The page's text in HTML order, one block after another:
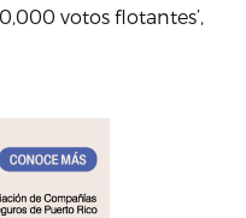
votos flotantes’,